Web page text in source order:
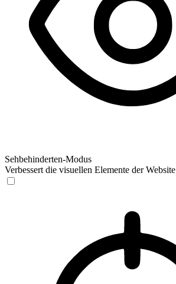
Sehbehinderten-Modus
Verbessert die visuellen Elemente der Website